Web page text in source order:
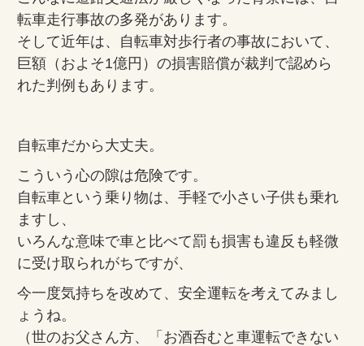
転車走行事故の多発があります。
そして近年は、自転車対歩行者の事故において、
巨額（およそ1億円）の損害賠償が裁判で認めら
れた判例もあります。
自転車だから大丈夫。
こういう心の隙は危険です。
自転車という乗り物は、手軽で小さい子供も乗れ
ますし、
いろんな意味で車と比べて罰も損害も違反も軽微
に受け取られがちですが、
今一度気持ちを改めて、安全運転を考えてみまし
ょうね。
（世のお父さん方、「お酒呑むと車運転できない